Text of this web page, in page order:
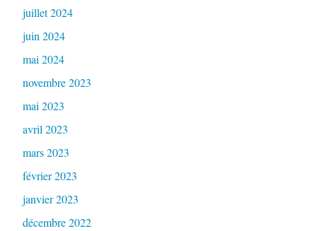
juillet 2024
juin 2024
mai 2024
novembre 2023
mai 2023
avril 2023
mars 2023
février 2023
janvier 2023
décembre 2022